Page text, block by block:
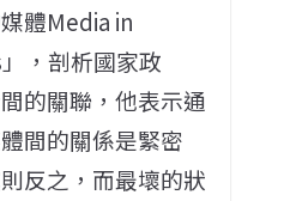
體Media in
，剖析國家政
的關聯，他表示通
間的關係是緊密
反之，而最壞的狀